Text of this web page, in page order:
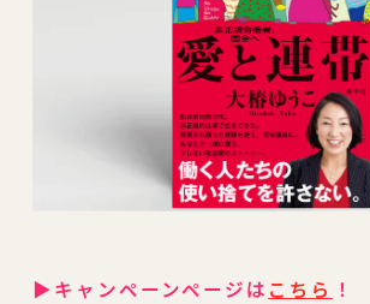
▶︎キャンペーンページは こちら ！